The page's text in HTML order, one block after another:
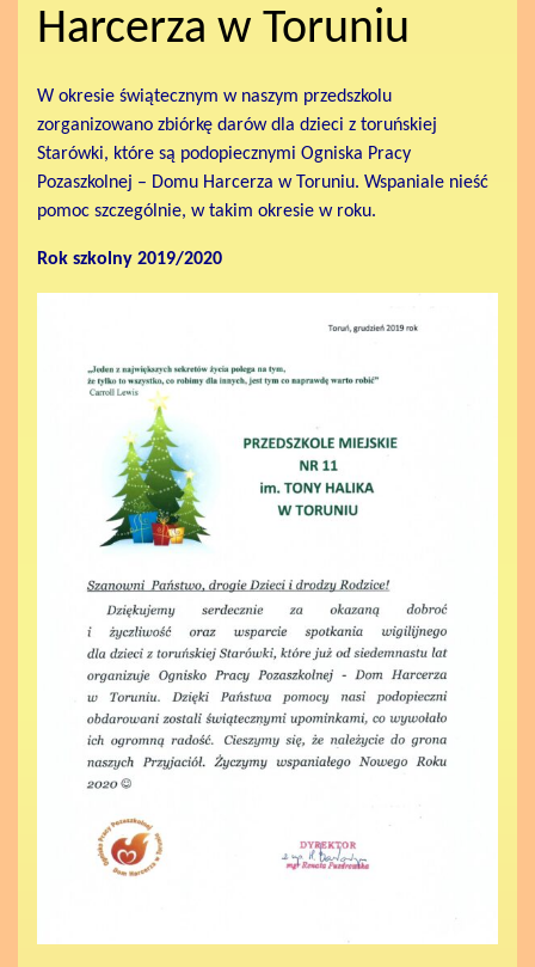
Harcerza w Toruniu
W okresie świątecznym w naszym przedszkolu
zorganizowano zbiórkę darów dla dzieci z toruńskiej
Starówki, które są podopiecznymi Ogniska Pracy
Pozaszkolnej – Domu Harcerza w Toruniu. Wspaniale nieść
pomoc szczególnie, w takim okresie w roku.
Rok szkolny 2019/2020